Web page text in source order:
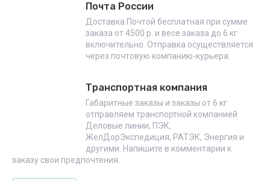
Почта России
Доставка Почтой бесплатная при сумме
заказа от 4500 р. и весе заказа до 6 кг
включительно. Отправка осуществляется
через почтовую компанию-курьера.
Транспортная компания
Габаритные заказы и заказы от 6 кг
отправляем транспортной компанией
Деловые линии, ПЭК,
ЖелДорЭкспедиция, РАТЭК, Энергия и
другими. Напишите в комментарии к
заказу свои предпочтения.